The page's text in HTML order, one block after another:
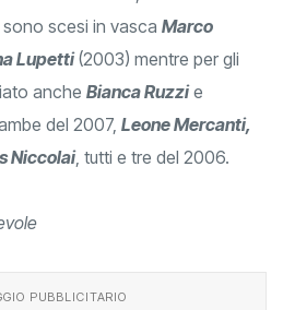
scesi in vasca Marco
Lupetti(2003) mentre per gli
anche Bianca Ruzzi e
del 2007, Leone Mercanti,
Niccolai, tutti e tre del 2006.
PUBBLICITARIO